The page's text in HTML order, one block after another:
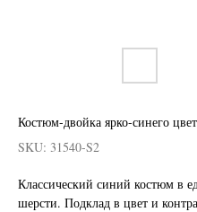
Костюм-двойка ярко-синего
SKU: 31540-S2
Классический синий костюм в
шерсти. Подклад в цвет и